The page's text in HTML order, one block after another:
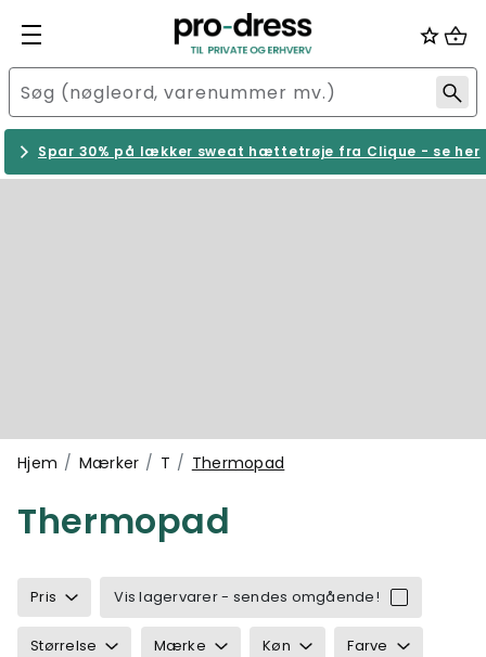
Spar 30% på lækker sweat hættetrøje fra Clique - se her
Hjem Mærker T Thermopad
Thermopad
Pris Vis lagervarer - sendes omgående!
Størrelse Mærke Køn Farve